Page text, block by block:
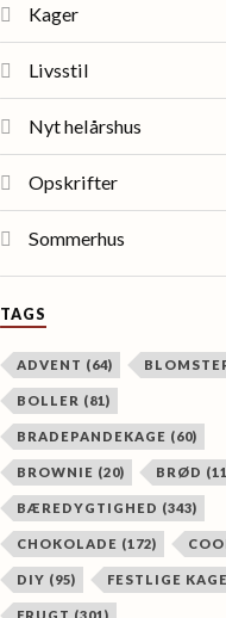
Kager
Livsstil
Nyt helårshus
Opskrifter
Sommerhus
TAGS
ADVENT (64)
BOLLER (81)
BRADEPANDEKAGE (60)
BROWNIE (20) BRØD
BÆREDYGTIGHED (343)
CHOKOLADE (172)
DIY (95) FESTLIGE
FRUGT (301)